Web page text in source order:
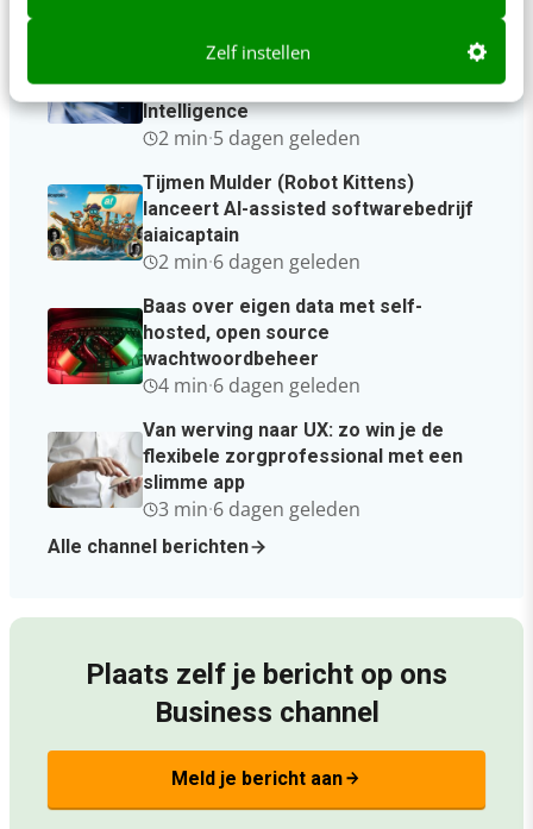
Zelf instellen
cyberaanval: Commvault integreert
Threat Scan met Google Threat
Intelligence
2 min·5 dagen geleden
Tijmen Mulder (Robot Kittens)
lanceert AI-assisted softwarebedrijf
aiaicaptain
2 min·6 dagen geleden
Baas over eigen data met self-
hosted, open source
wachtwoordbeheer
4 min·6 dagen geleden
Van werving naar UX: zo win je de
flexibele zorgprofessional met een
slimme app
3 min·6 dagen geleden
Alle channel berichten
Plaats zelf je bericht op ons
Business channel
Meld je bericht aanarrow_forward